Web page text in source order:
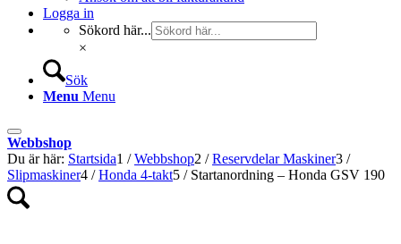
Logga in
Sökord här...
×
Sök
Menu Menu
Webbshop
Du är här: Startsida1 / Webbshop2 / Reservdelar Maskiner3 /
Slipmaskiner4 / Honda 4-takt5 / Startanordning – Honda GSV 190